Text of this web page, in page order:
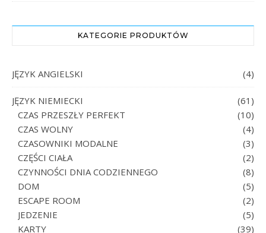
KATEGORIE PRODUKTÓW
JĘZYK ANGIELSKI (4)
JĘZYK NIEMIECKI
(61)
CZAS PRZESZŁY PERFEKT
(10)
CZAS WOLNY
(4)
CZASOWNIKI MODALNE
(3)
CZĘŚCI CIAŁA
(2)
CZYNNOŚCI DNIA CODZIENNEGO
(8)
DOM
(5)
ESCAPE ROOM
(2)
JEDZENIE
(5)
KARTY
(39)